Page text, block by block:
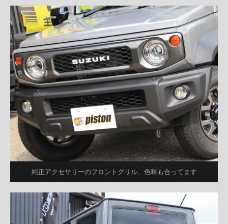
純正アクセサリーのフロントグリル、色味も合ってます